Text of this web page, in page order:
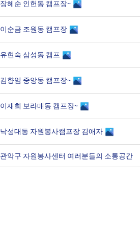
장혜순 인헌동 캠프장~
이순금 조원동 캠프장
유현숙 삼성동 캠프
김향임 중앙동 캠프장~
이재희 보라매동 캠프장~
낙성대동 자원봉사캠프장 김애자
관악구 자원봉사센터 여러분들의 소통공간